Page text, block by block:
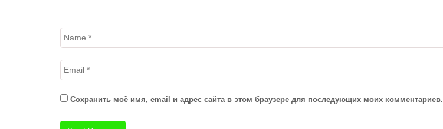
Сохранить моё имя, email и адрес сайта в этом браузере для последующих моих комментариев.